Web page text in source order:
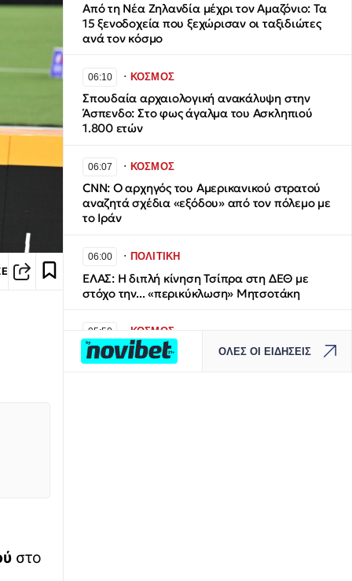
στο
Από τη Νέα Ζηλανδία μέχρι τον Αμαζόνιο: Τα
15 ξενοδοχεία που ξεχώρισαν οι ταξιδιώτες
ανά τον κόσμο
06:10 ∙ ΚΟΣΜΟΣ
Σπουδαία αρχαιολογική ανακάλυψη στην
Άσπενδο: Στο φως άγαλμα του Ασκληπιού
1.800 ετών
06:07 ∙ ΚΟΣΜΟΣ
CNN: Ο αρχηγός του Αμερικανικού στρατού
αναζητά σχέδια «εξόδου» από τον πόλεμο με
το Ιράν
06:00 ∙ ΠΟΛΙΤΙΚΗ
ΕΛΑΣ: Η διπλή κίνηση Τσίπρα στη ΔΕΘ με
στόχο την... «περικύκλωση» Μητσοτάκη
05:50 ΚΟΣΜΟΣ
Explainer - Συμφωνία Τουρκίας, Σαουδικής
Αραβίας, Πακιστάν: Μπορεί να εφαρμοστεί;
ΟΛΕΣ ΟΙ ΕΙΔΗΣΕΙΣ